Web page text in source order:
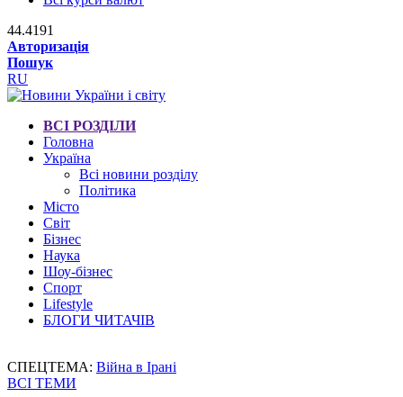
44.4191
Авторизація
Пошук
RU
ВСІ РОЗДІЛИ
Головна
Україна
Всі новини розділу
Політика
Місто
Світ
Бізнес
Наука
Шоу-бізнес
Спорт
Lifestyle
БЛОГИ ЧИТАЧІВ
СПЕЦТЕМА: Війна в Ірані
ВСІ ТЕМИ